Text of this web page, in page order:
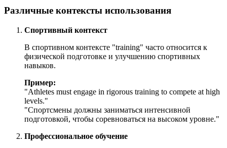
Различные контексты использования
Спортивный контекст
В спортивном контексте "training" часто относится к
физической подготовке и улучшению спортивных
навыков.
Пример:
"Athletes must engage in rigorous training to compete at high
levels."
"Спортсмены должны заниматься интенсивной
подготовкой, чтобы соревноваться на высоком уровне."
Профессиональное обучение